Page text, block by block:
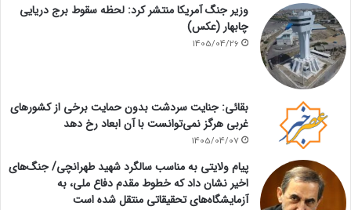
وزیر جنگ آمریکا منتشر کرد: لحظه سقوط برج دریایی
چابهار (عکس)
1405/04/26
بقائی: جنایت سردشت بدون حمایت برخی از کشورهای
غربی هرگز نمی‌توانست با آن ابعاد رخ دهد
1405/04/07
پیام ولایتی به مناسب سالگرد شهید طهرانچی/ جنگ‌های
اخیر نشان داد که خطوط مقدم دفاع ملی، به
آزمایشگاه‌های تحقیقاتی منتقل شده است